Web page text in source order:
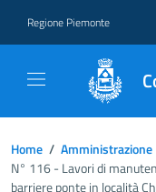
Regione Piemonte
Home / Amministrazione
N° 116 - Lavori di
barriere ponte in località